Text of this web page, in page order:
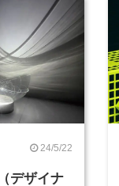
24/5/22
デザイナ